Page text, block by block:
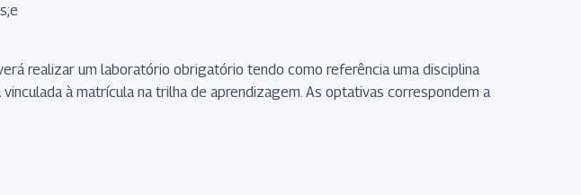
realizar um laboratório obrigatório tendo como referência uma disciplina
à matrícula na trilha de aprendizagem. As optativas correspondem a